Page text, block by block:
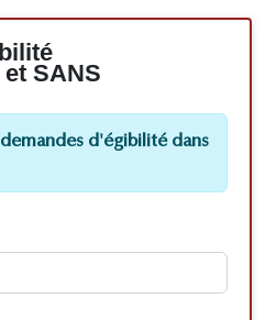
et SANS
d'égibilité dans